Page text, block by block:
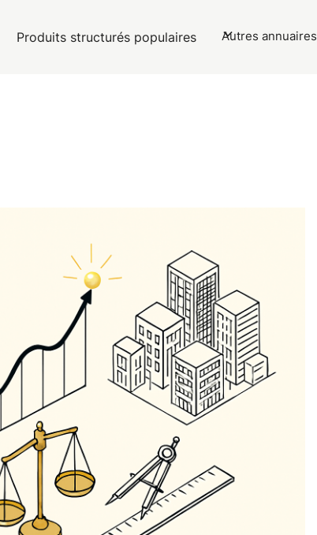
Produits structurés populaires Autres annuaires